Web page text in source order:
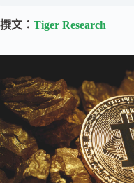
撰文： Tiger Research